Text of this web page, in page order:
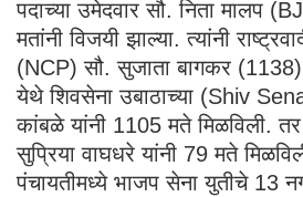
पदाच्या उमेदवार सौ. निता मालप
मतांनी विजयी झाल्या. त्यांनी
(NCP) सौ. सुजाता बागकर (1138)
येथे शिवसेना उबाठाच्या (Shiv
कांबळे यांनी 1105 मते मिळविली.
सुप्रिया वाघधरे यांनी 79 मते
पंचायतीमध्ये भाजप सेना युतीचे 13